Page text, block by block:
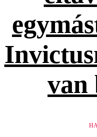
van